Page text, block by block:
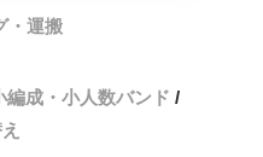
・運搬
編成・小人数バンド